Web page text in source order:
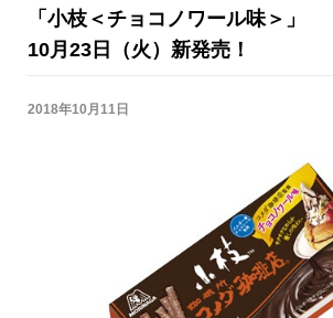
「小枝＜チョコノワール味＞」
10月23日（火）新発売！
2018年10月11日